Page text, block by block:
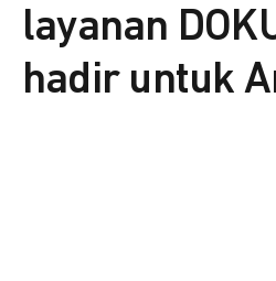
layanan
hadir untuk